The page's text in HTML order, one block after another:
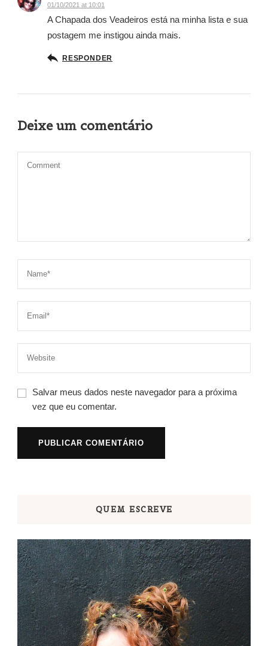
01/10/2021 at 10:01
A Chapada dos Veadeiros está na minha lista e sua
postagem me instigou ainda mais.
RESPONDER
Deixe um comentário
Salvar meus dados neste navegador para a próxima
vez que eu comentar.
QUEM ESCREVE